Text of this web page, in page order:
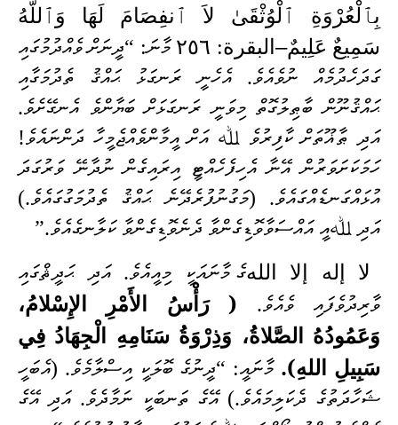
بِٱلْعُرْوَةِ ٱلْوُثْقَىٰ لاَ ٱنفِصَامَ لَهَا وَٱللَّهُ
سَمِيعٌ عَلِيمٌ– البقرة: ٢٥٦
މާނަ: “ދީނަށް ވެއްދުމުގައި
ގަދަހެދުމެއް ނުވެއެވެ. އެހެނީ ރަނގަޅު ޙައްޤު ތެދުމަގާއި
ޙައްޤުނޫން ބާޠިލުގޮތް މިވަނީ ރަނގަޅަށް ބަޔާންވެ އެނގޭށެވެ.
އަދި ޠާޣޫތަށް ކާފިރުވެ ﷲ އަށް އީމާންވެއްޖެމީހާ ދަންނައެވެ!
ހަމަކަށަވަރުން އޭނާ އެހިފެހެއްޓީ އިރައިގެން ނުދާނޭ ވަރުގަދަ
އުޅައްގަނޑެއްގައެވެ. (މަގުނުފުރެދޭނެ ޙައްޤު ތެދުމަގުގައެވެ.)
އަދި ﷲއީ އައްސަވާވޮޑިގެންވާ ދެނެވޮޑިގެންވާ ކަލާނގެއެވެ.”
لا إله إلا اللهގެ މާނައަކީ މިއީއެވެ. އަދި ޙަދީޘްގައި
ވާރިދުވެފައި ވެއެވެ. ( رَأْسُ الأَمْرِ الإِسْلامُ،
وَعَمُودُهُ الصَّلاةُ، وَذِرْوَةُ سَنَامِهِ الْجِهَادُ فِي
سَبِيلِ اللهِ).މާނައީ: “ދީނުގެ ބޮލަކީ އިސްލާމެވެ. (އެބަހީ
ޝަހާދަތުގެ ދެކަލިމައެވެ.) އޭގެ ތަނބަކީ ނަމާދެވެ. އަދި އޭގެ